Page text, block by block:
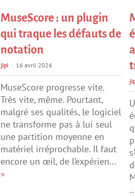
MuseScore : un plugin
qui traque les défauts de
notation
jipi 16 avril 2026
MuseScore progresse vite.
Très vite, même. Pourtant,
malgré ses qualités, le logiciel
ne transforme pas à lui seul
une partition moyenne en
matériel irréprochable. Il faut
encore un œil, de l’expérien...
»